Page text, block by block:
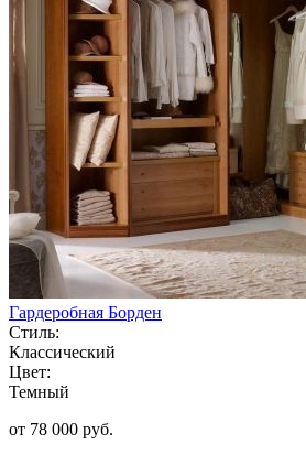
Гардеробная Борден
Стиль:
Классический
Цвет:
Темный
от 78 000 руб.